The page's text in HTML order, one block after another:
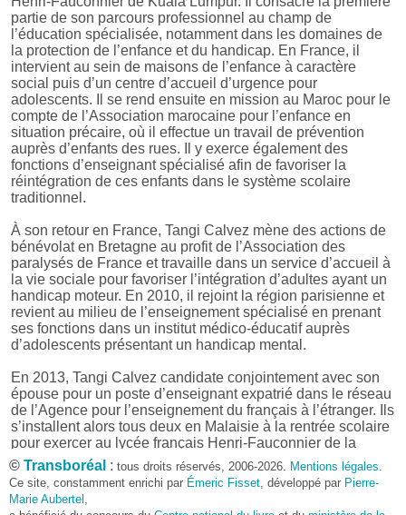
partie de son parcours professionnel au champ de
l’éducation spécialisée, notamment dans les domaines de
la protection de l’enfance et du handicap. En France, il
intervient au sein de maisons de l’enfance à caractère
social puis d’un centre d’accueil d’urgence pour
adolescents. Il se rend ensuite en mission au Maroc pour le
compte de l’Association marocaine pour l’enfance en
situation précaire, où il effectue un travail de prévention
auprès d’enfants des rues. Il y exerce également des
fonctions d’enseignant spécialisé afin de favoriser la
réintégration de ces enfants dans le système scolaire
traditionnel.
À son retour en France, Tangi Calvez mène des actions de
bénévolat en Bretagne au profit de l’Association des
paralysés de France et travaille dans un service d’accueil à
la vie sociale pour favoriser l’intégration d’adultes ayant un
handicap moteur. En 2010, il rejoint la région parisienne et
revient au milieu de l’enseignement spécialisé en prenant
ses fonctions dans un institut médico-éducatif auprès
d’adolescents présentant un handicap mental.
En 2013, Tangi Calvez candidate conjointement avec son
épouse pour un poste d’enseignant expatrié dans le réseau
de l’Agence pour l’enseignement du français à l’étranger. Ils
s’installent alors tous deux en Malaisie à la rentrée scolaire
pour exercer au lycée français Henri-Fauconnier de la
capitale. À l’entraînement de
pencak silat, l’art martial du
monde malais, il fait la rencontre du coauteur de son
premier livre,Éric Olmedo.
© Transboréal : tous droits réservés, 2006-2026. Mentions légales.
Ce site, constamment enrichi par Émeric Fisset, développé par Pierre-
Marie Aubertel ,